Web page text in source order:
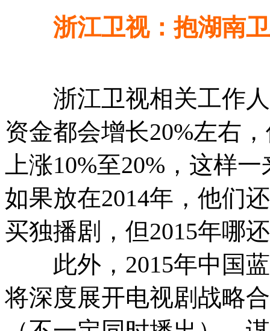
浙江卫视：抱湖南
浙江卫视相关工作人
资金都会增长20%左右
上涨10%至20%，这样
如果放在2014年，他们
买独播剧，但2015年哪
此外，2015年中国蓝
将深度展开电视剧战略